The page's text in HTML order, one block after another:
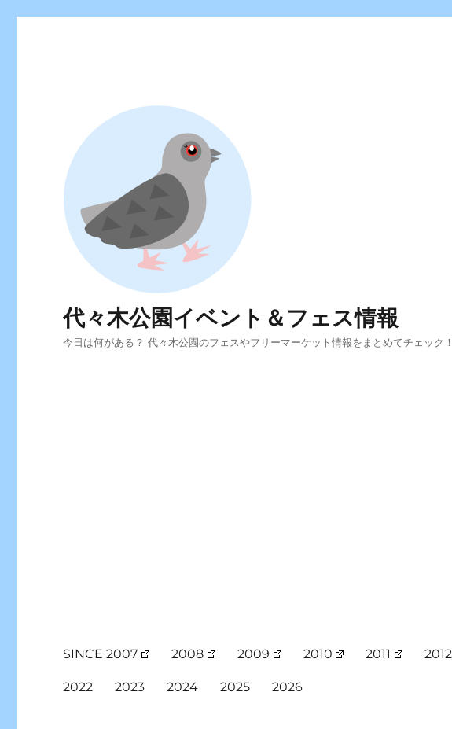
代々木公園イベント＆フェス情報
今日は何がある？ 代々木公園のフェスやフリーマーケット情報をまとめてチェック！
SINCE 2007 2008 2009 2010 2011 2012
2022 2023 2024 2025 2026